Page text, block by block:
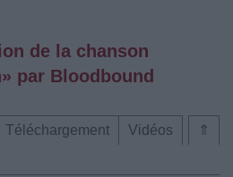
de la chanson
par Bloodbound
⇑
Téléchargement
Vidéos